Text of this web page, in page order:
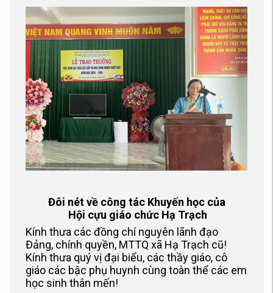
Đôi nét về công tác Khuyến học của
Hội cựu giáo chức Hạ Trạch
Kính thưa các đồng chí nguyên lãnh đạo
Đảng, chính quyền, MTTQ xã Hạ Trạch cũ!
Kính thưa quý vị đại biểu, các thầy giáo, cô
giáo các bậc phụ huynh cùng toàn thể các em
học sinh thân mến!